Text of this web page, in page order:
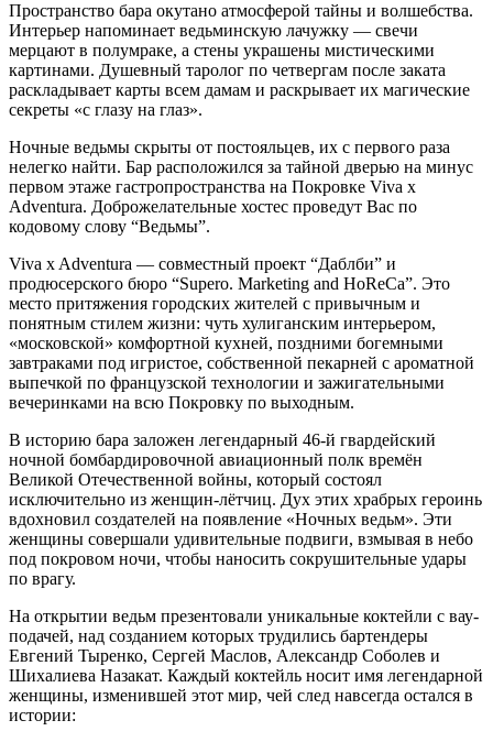
Пространство бара окутано атмосферой тайны и волшебства.
Интерьер напоминает ведьминскую лачужку — свечи
мерцают в полумраке, а стены украшены мистическими
картинами. Душевный таролог по четвергам после заката
раскладывает карты всем дамам и раскрывает их магические
секреты «с глазу на глаз».
Ночные ведьмы скрыты от постояльцев, их с первого раза
нелегко найти. Бар расположился за тайной дверью на минус
первом этаже гастропространства на Покровке Viva x
Adventura. Доброжелательные хостес проведут Вас по
кодовому слову “Ведьмы”.
Viva x Adventura — совместный проект “Даблби” и
продюсерского бюро “Supero. Marketing and HoReCa”. Это
место притяжения городских жителей с привычным и
понятным стилем жизни: чуть хулиганским интерьером,
«московской» комфортной кухней, поздними богемными
завтраками под игристое, собственной пекарней с ароматной
выпечкой по французской технологии и зажигательными
вечеринками на всю Покровку по выходным.
В историю бара заложен легендарный 46-й гвардейский
ночной бомбардировочной авиационный полк времён
Великой Отечественной войны, который состоял
исключительно из женщин-лётчиц. Дух этих храбрых героинь
вдохновил создателей на появление «Ночных ведьм». Эти
женщины совершали удивительные подвиги, взмывая в небо
под покровом ночи, чтобы наносить сокрушительные удары
по врагу.
На открытии ведьм презентовали уникальные коктейли с вау-
подачей, над созданием которых трудились бартендеры
Евгений Тыренко, Сергей Маслов, Александр Соболев и
Шихалиева Назакат. Каждый коктейль носит имя легендарной
женщины, изменившей этот мир, чей след навсегда остался в
истории: